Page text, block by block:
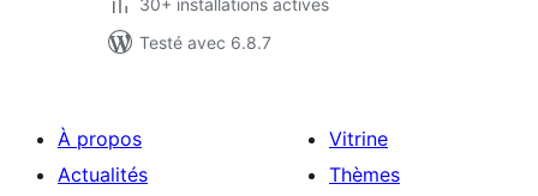
30+ installations actives
Testé avec 6.8.7
À propos
Actualités
Vitrine
Thèmes